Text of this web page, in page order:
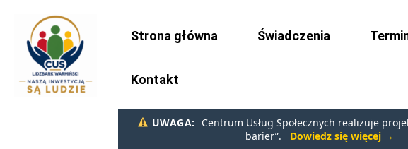
Strona główna Świadczenia
Kontakt
UWAGA:
Centrum Usług Społecznych realizuje
barier”.
Dowiedz się więcej →